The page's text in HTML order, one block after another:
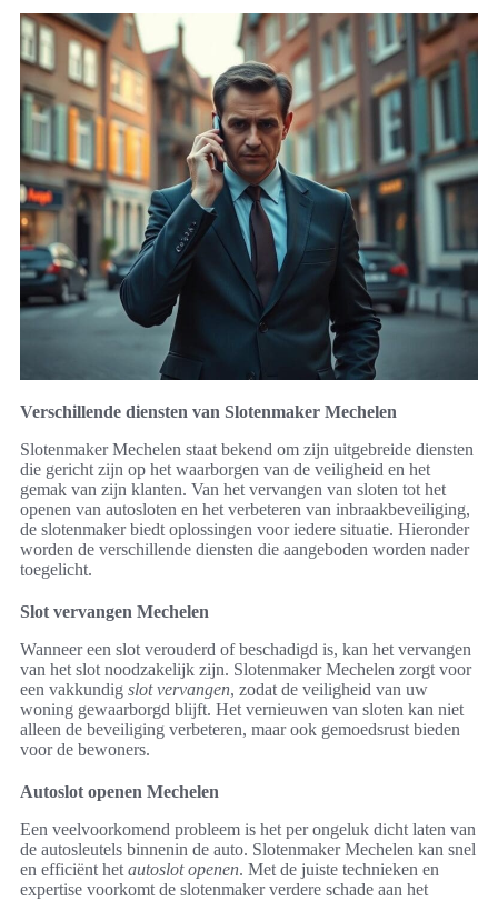
Verschillende diensten van Slotenmaker Mechelen
Slotenmaker Mechelen staat bekend om zijn uitgebreide diensten
die gericht zijn op het waarborgen van de veiligheid en het
gemak van zijn klanten. Van het vervangen van sloten tot het
openen van autosloten en het verbeteren van inbraakbeveiliging,
de slotenmaker biedt oplossingen voor iedere situatie. Hieronder
worden de verschillende diensten die aangeboden worden nader
toegelicht.
Slot vervangen Mechelen
Wanneer een slot verouderd of beschadigd is, kan het vervangen
van het slot noodzakelijk zijn. Slotenmaker Mechelen zorgt voor
een vakkundig slot vervangen, zodat de veiligheid van uw
woning gewaarborgd blijft. Het vernieuwen van sloten kan niet
alleen de beveiliging verbeteren, maar ook gemoedsrust bieden
voor de bewoners.
Autoslot openen Mechelen
Een veelvoorkomend probleem is het per ongeluk dicht laten van
de autosleutels binnenin de auto. Slotenmaker Mechelen kan snel
en efficiënt het autoslot openen. Met de juiste technieken en
expertise voorkomt de slotenmaker verdere schade aan het